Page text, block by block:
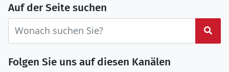
Auf der Seite suchen
Folgen Sie uns auf diesen Kanälen